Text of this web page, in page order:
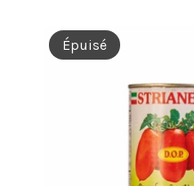
Épuisé